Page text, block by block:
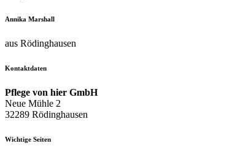
Annika Marshall
aus Rödinghausen
Kontaktdaten
Pflege von hier GmbH
Neue Mühle 2
32289 Rödinghausen
Wichtige Seiten